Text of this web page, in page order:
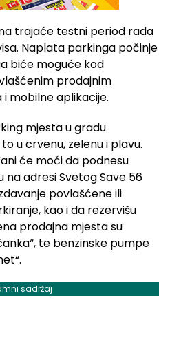
trajaće testni period rada
Naplata parkinga počinje
biće moguće kod
prodajnim
mobilne aplikacije.
mjesta u gradu
u crvenu, zelenu i plavu.
će moći da podnesu
na adresi Svetog Save 56
povlašćene ili
kao i da rezervišu
prodajna mjesta su
te benzinske pumpe
sadržaj